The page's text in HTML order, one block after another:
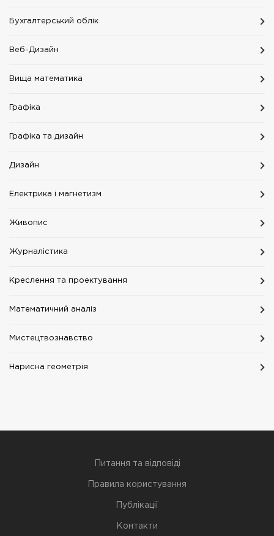
Бухгалтерський облік
Веб-Дизайн
Вища математика
Графіка
Графіка та дизайн
Дизайн
Електрика і магнетизм
Живопис
Журналістика
Креслення та проектування
Математичний аналіз
Мистецтвознавство
Нарисна геометрія
Питання та відповіді
Правила користування
Публікації
Контакти